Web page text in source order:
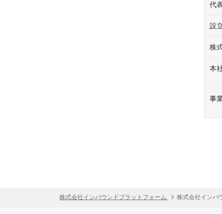
代
設
株
本
事
株式会社インバウンドプラットフォーム 株式会社インバ